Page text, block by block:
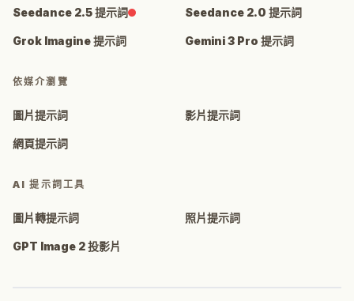
Seedance 2.5 提示詞 Seedance 2.0 提示詞
Grok Imagine 提示詞 Gemini 3 Pro 提示詞
依媒介瀏覽
圖片提示詞 影片提示詞
網頁提示詞
AI 提示詞工具
圖片轉提示詞 照片提示詞
GPT Image 2 投影片